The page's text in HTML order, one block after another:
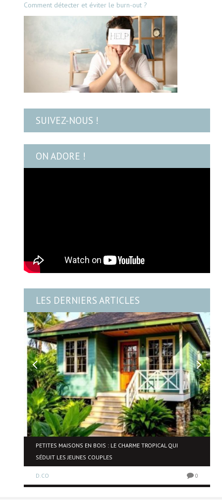
Comment détecter et éviter le burn-out ?
SUIVEZ-NOUS !
ON ADORE !
LES DERNIERS ARTICLES
PETITES MAISONS EN BOIS : LE CHARME TROPICAL QUI
SÉDUIT LES JEUNES COUPLES
D.CO 0